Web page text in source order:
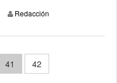
7 noviembre, 2015
Redacción
41
42